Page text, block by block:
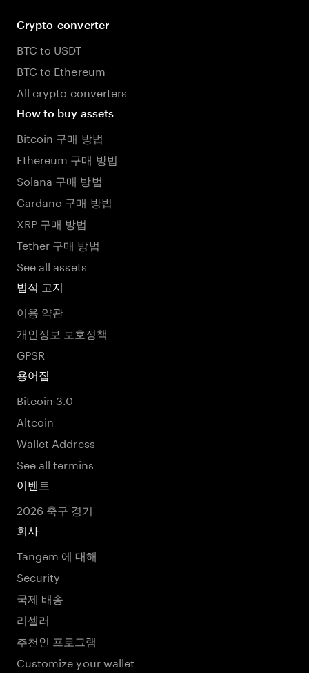
Crypto-converter
BTC to USDT
BTC to Ethereum
All crypto converters
How to buy assets
Bitcoin 구매 방법
Ethereum 구매 방법
Solana 구매 방법
Cardano 구매 방법
XRP 구매 방법
Tether 구매 방법
See all assets
법적 고지
이용 약관
개인정보 보호정책
GPSR
용어집
Bitcoin 3.0
Altcoin
Wallet Address
See all termins
이벤트
2026 축구 경기
회사
Tangem 에 대해
Security
국제 배송
리셀러
추천인 프로그램
Customize your wallet